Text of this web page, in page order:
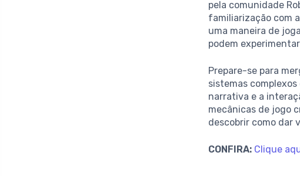
pela comunidade
familiarização com
uma maneira de
podem
Prepare-se para
sistemas
narrativa e a
mecânicas de jogo
descobrir como dar
CONFIRA: Clique